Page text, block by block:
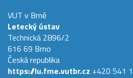
VUT v Brně
Letecký ústav
Technická 2896/2
616 69 Brno
Česká republika
https://lu.fme.vutbr.cz +420 541